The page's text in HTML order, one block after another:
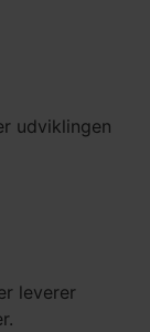
udviklingen
leverer